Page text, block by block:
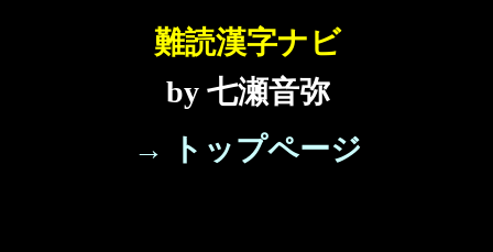
難読漢字ナビ
by 七瀬音弥
→ トップページ